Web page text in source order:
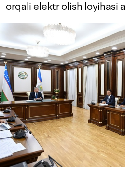
orqali elektr olish loyihasi